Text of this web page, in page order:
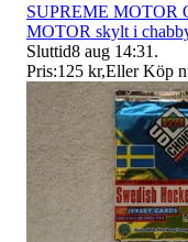
SUPREME MOTOR
MOTOR skylt i
Sluttid8 aug 14:31 .
Pris:125 kr,Eller Köp